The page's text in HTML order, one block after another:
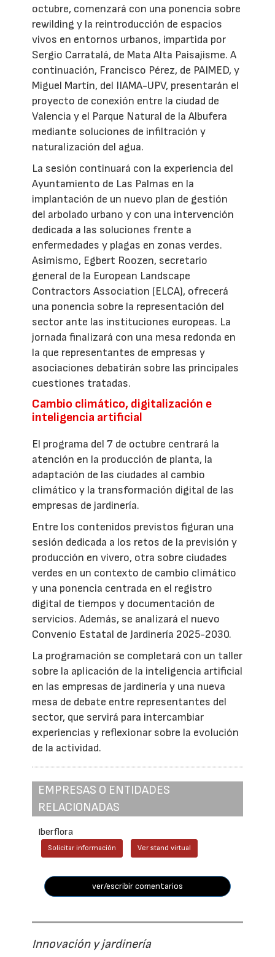
octubre, comenzará con una ponencia sobre
rewilding y la reintroducción de espacios
vivos en entornos urbanos, impartida por
Sergio Carratalá, de Mata Alta Paisajisme. A
continuación, Francisco Pérez, de PAIMED, y
Miguel Martín, del IIAMA-UPV, presentarán el
proyecto de conexión entre la ciudad de
Valencia y el Parque Natural de la Albufera
mediante soluciones de infiltración y
naturalización del agua.
La sesión continuará con la experiencia del
Ayuntamiento de Las Palmas en la
implantación de un nuevo plan de gestión
del arbolado urbano y con una intervención
dedicada a las soluciones frente a
enfermedades y plagas en zonas verdes.
Asimismo, Egbert Roozen, secretario
general de la European Landscape
Contractors Association (ELCA), ofrecerá
una ponencia sobre la representación del
sector ante las instituciones europeas. La
jornada finalizará con una mesa redonda en
la que representantes de empresas y
asociaciones debatirán sobre las principales
cuestiones tratadas.
Cambio climático, digitalización e
inteligencia artificial
El programa del 7 de octubre centrará la
atención en la producción de planta, la
adaptación de las ciudades al cambio
climático y la transformación digital de las
empresas de jardinería.
Entre los contenidos previstos figuran una
sesión dedicada a los retos de la previsión y
producción en vivero, otra sobre ciudades
verdes en un contexto de cambio climático
y una ponencia centrada en el registro
digital de tiempos y documentación de
servicios. Además, se analizará el nuevo
Convenio Estatal de Jardinería 2025-2030.
La programación se completará con un taller
sobre la aplicación de la inteligencia artificial
en las empresas de jardinería y una nueva
mesa de debate entre representantes del
sector, que servirá para intercambiar
experiencias y reflexionar sobre la evolución
de la actividad.
EMPRESAS O ENTIDADES
RELACIONADAS
Iberflora
Solicitar información Ver stand virtual
ver/escribir comentarios
Innovación y jardinería